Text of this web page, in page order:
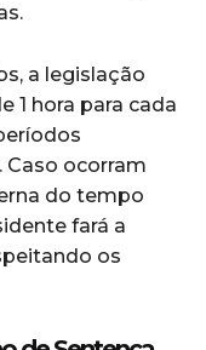
a legislação
1 hora para cada
Caso ocorram
do tempo
fará a
os